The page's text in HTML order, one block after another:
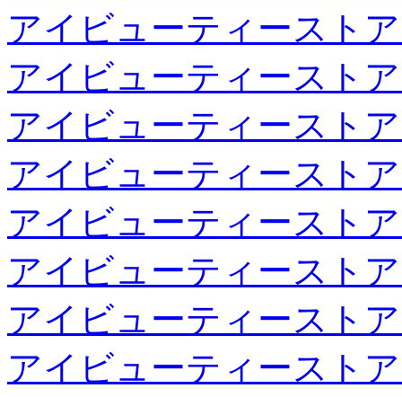
アイビューティースト
アイビューティースト
アイビューティースト
アイビューティースト
アイビューティースト
アイビューティースト
アイビューティースト
アイビューティースト